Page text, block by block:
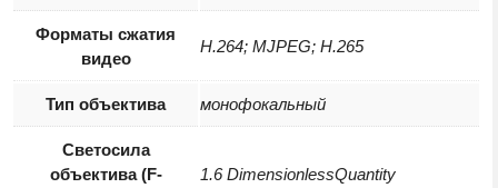
Форматы сжатия
видео
H.264; MJPEG; H.265
Тип объектива монофокальный
Светосила
объектива (F-
1.6 DimensionlessQuantity